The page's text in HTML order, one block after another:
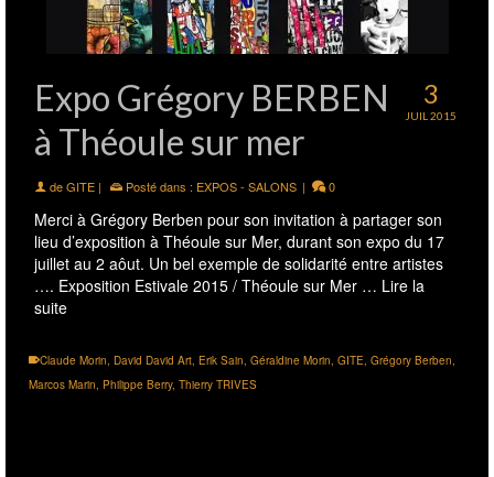
3
JUIL 2015
Expo Grégory BERBEN
à Théoule sur mer
deGITE | Posté dans : EXPOS - SALONS | 0
Merci à Grégory Berben pour son invitation à partager son
lieu d’exposition à Théoule sur Mer, durant son expo du 17
juillet au 2 aôut. Un bel exemple de solidarité entre artistes
…. Exposition Estivale 2015 / Théoule sur Mer … Lire la
suite
Claude Morin, David David Art, Erik Sain, Géraldine Morin, GITE, Grégory Berben,
Marcos Marin, Philippe Berry, Thierry TRIVES